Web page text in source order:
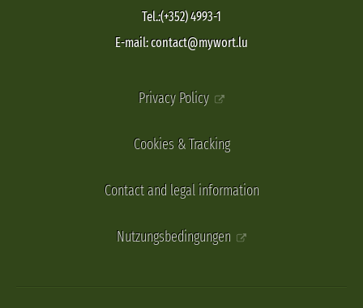
Tel.:(+352) 4993-1
E-mail: contact@mywort.lu
Privacy Policy
Cookies & Tracking
Contact and legal information
Nutzungsbedingungen